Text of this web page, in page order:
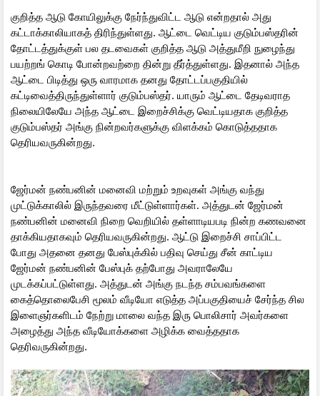
குறித்த ஆடு கோயிலுக்கு நேர்ந்துவிட்ட ஆடு என்றதால் அது
கட்டாக்காலியாகத் திரிந்துள்ளது. ஆட்டை வெட்டிய குடும்பஸ்தரின்
தோட்டத்துக்குள் பல தடவைகள் குறித்த ஆடு அத்துமீறி நுழைந்து
பயற்றங் கொடி போன்றவற்றை தின்று தீர்த்துள்ளது. இதனால் அந்த
ஆட்டை பிடித்து ஒரு வாரமாக தனது தோட்டப்பகுதியில்
கட்டிவைத்திருந்துள்ளார் குடும்பஸ்தர். யாரும் ஆட்டை தேடிவராத
நிலையிலேயே அந்த ஆட்டை இறைச்சிக்கு வெட்டியதாக குறித்த
குடும்பஸ்தர் அங்கு நின்றவர்களுக்கு விளக்கம் கொடுத்ததாக
தெரியவருகின்றது.
ஜேர்மன் நண்பனின் மனைவி மற்றும் உறவுகள் அங்கு வந்து
முட்டுக்காலில் இருந்தவரை மீட்டுள்ளார்கள். அத்துடன் ஜேர்மன்
நண்பனின் மனைவி நிறை வெறியில் தள்ளாடியபடி நின்ற கணவனை
தாக்கியதாகவும் தெரியவருகின்றது. ஆட்டு இறைச்சி சாப்பிட்ட
போது அதனை தனது பேஸ்புக்கில் பதிவு செய்து சீன் காட்டிய
ஜேர்மன் நண்பனின் பேஸ்புக் தற்போது அவராலேயே
முடக்கப்பட்டுள்ளது. அத்துடன் அங்கு நடந்த சம்பவங்களை
கைத்தொலைபேசி மூலம் வீடியோ எடுத்த அப்பகுதியைச் சேர்ந்த சில
இளைஞர்களிடம் நேற்று மாலை வந்த இரு பொலிசார் அவர்களை
அழைத்து அந்த வீடியோக்களை அழிக்க வைத்ததாக
தெரிவருகின்றது.